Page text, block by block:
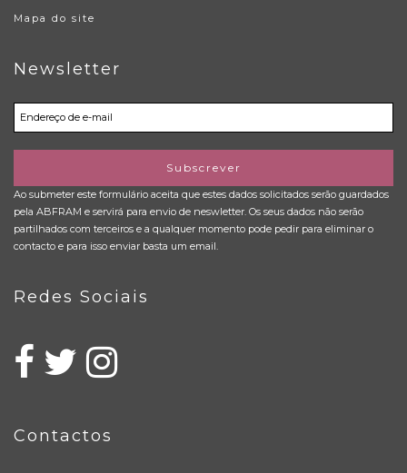
Mapa do site
Newsletter
Subscrever
Ao submeter este formulário aceita que estes dados solicitados serão guardados
pela ABFRAM e servirá para envio de neswletter. Os seus dados não serão
partilhados com terceiros e a qualquer momento pode pedir para eliminar o
contacto e para isso enviar basta um email.
Redes Sociais
Contactos